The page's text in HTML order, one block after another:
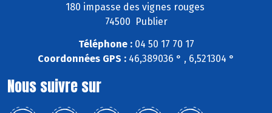
180 impasse des vignes rouges
74500 Publier
Téléphone :04 50 17 70 17
Coordonnées GPS : 46,389036 ° , 6,521304 °
Nous suivre sur